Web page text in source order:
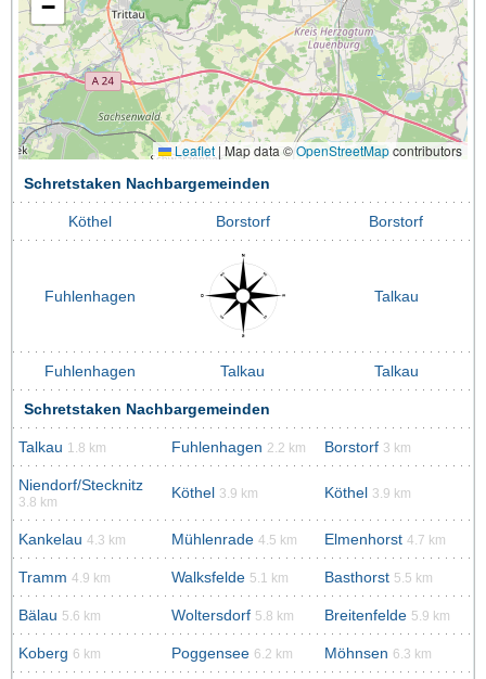
−
Leaflet | Map data ©OpenStreetMapcontributors
Schretstaken Nachbargemeinden
Köthel Borstorf Borstorf
Fuhlenhagen Talkau
Fuhlenhagen Talkau Talkau
Schretstaken Nachbargemeinden
Talkau 1.8 km Fuhlenhagen 2.2 km Borstorf 3 km
Niendorf/Stecknitz
3.8 km
Köthel 3.9 km Köthel 3.9 km
Kankelau 4.3 km Mühlenrade 4.5 km Elmenhorst 4.7 km
Tramm 4.9 km Walksfelde 5.1 km Basthorst 5.5 km
Bälau 5.6 km Woltersdorf 5.8 km Breitenfelde 5.9 km
Koberg 6 km Poggensee 6.2 km Möhnsen 6.3 km